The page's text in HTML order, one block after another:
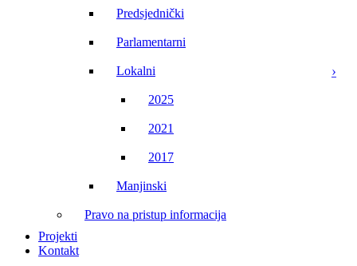
Predsjednički
Parlamentarni
Lokalni
2025
2021
2017
Manjinski
Pravo na pristup informacija
Projekti
Kontakt